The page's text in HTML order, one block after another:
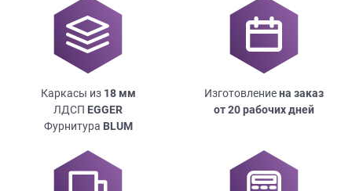
Каркасы из 18мм
ЛДСП EGGER
Фурнитура BLUM
Изготовлениена заказ
от 20 рабочих дней